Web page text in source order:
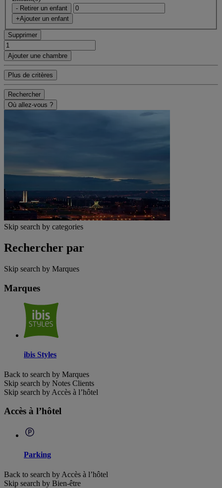
- Retirer un enfant
+Ajouter un enfant
Supprimer
Ajouter une chambre
Plus de critères
Rechercher
Où allez-vous ?
Skip search by categories
Rechercher par
Skip search by Marques
Marques
ibis Styles
Back to search by Marques
Skip search by Notes Clients
Skip search by Accès à l’hôtel
Accès à l’hôtel
Parking
Back to search by Accès à l’hôtel
Skip search by Bien-être